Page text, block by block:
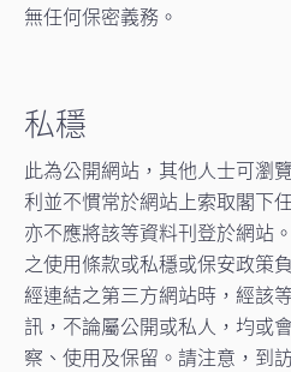
無任何保密義務。
私穩
此為公開網站，其他人士可瀏
利並不慣常於網站上索取閣下
亦不應將該等資料刊登於網站
之使用條款或私穩或保安政策
經連結之第三方網站時，經該
訊，不論屬公開或私人，均或
察、使用及保留。請注意，到